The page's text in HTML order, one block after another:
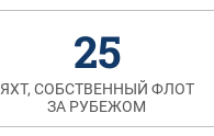
25
ЯХТ, СОБСТВЕННЫЙ ФЛОТ
ЗА РУБЕЖОМ